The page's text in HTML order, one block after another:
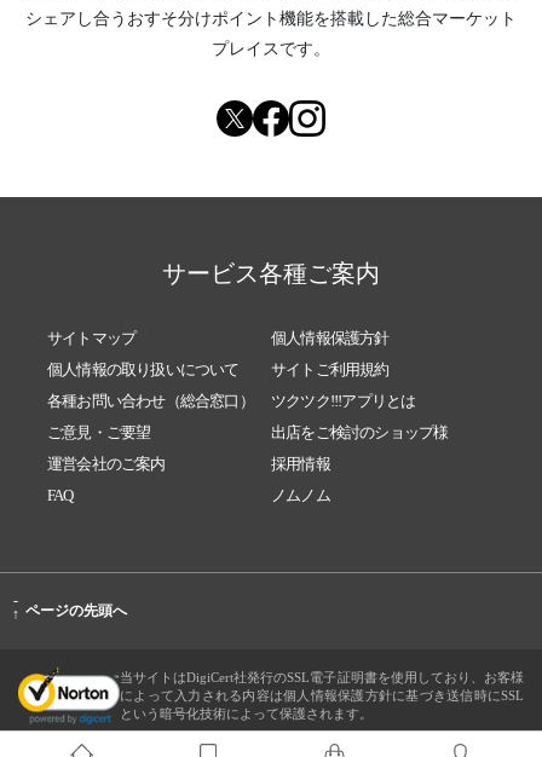
シェアし合う おすそ分けポイント機能を搭載した総合マーケット
プレイスです。
サービス各種ご案内
サイトマップ
個人情報保護方針
個人情報の取り扱いについて
サイトご利用規約
各種お問い合わせ（総合窓口）
ツクツク!!!アプリとは
ご意見・ご要望
出店をご検討のショップ様
運営会社のご案内
採用情報
FAQ
ノムノム
-
↑ ページの先頭へ
当サイトはDigiCert社発行のSSL電子証明書を使用しており、お客様
によって入力される内容は個人情報保護方針に基づき送信時にSSL
という暗号化技術によって保護されます。